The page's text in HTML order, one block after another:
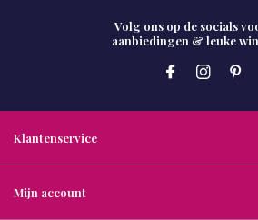
Volg ons op de socials
aanbiedingen & leuke
Klantenservice
Mijn account